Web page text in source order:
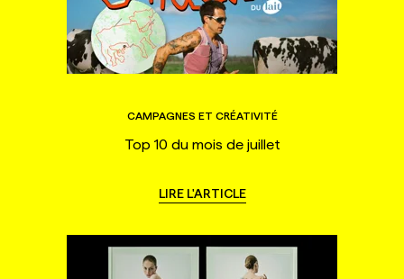
CAMPAGNES ET CRÉATIVITÉ
Top 10 du mois de juillet
LIRE L'ARTICLE